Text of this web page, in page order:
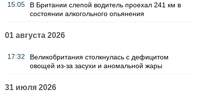
15:05
В Британии слепой водитель проехал 241 км в
состоянии алкогольного опьянения
01 августа 2026
17:32
Великобритания столкнулась с дефицитом
овощей из-за засухи и аномальной жары
31 июля 2026